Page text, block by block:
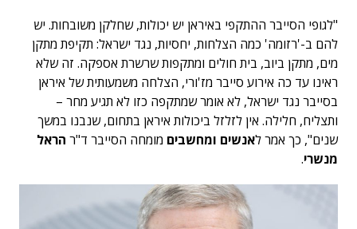
"לגופי הסייבר ההתקפי באיראן יש יכולות, שחלקן משובחות. יש
להם ב-'רזומה' כמה הצלחות, יחסיות, נגד ישראל: תקיפת מתקן
מים, מתקן ביוב, בית חולים ומתקפות שרשרת אספקה. זה שלא
ראינו עד כה אירוע סייבר מז'ורי, הצלחה משמעותית של איראן
בסייבר נגד ישראל, לא אומר שמתקפה כזו לא תגיע מחר –
ותצליח, חלילה. אין לזלזל ביכולות איראן בתחום, שנבנו במשך
שנים", כך אמר לאנשים ומחשבים מומחה הסייבר ד"ר הראל
מנשרי.